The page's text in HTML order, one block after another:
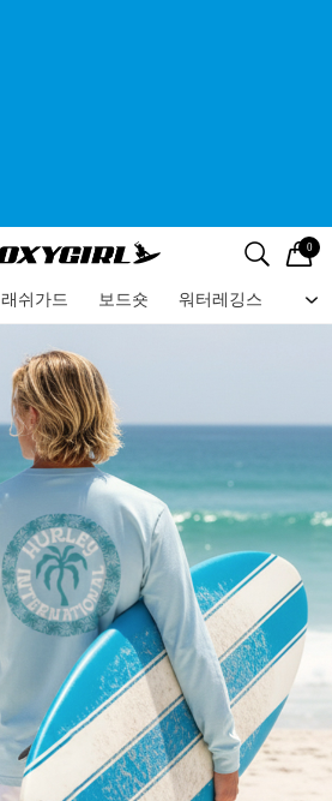
검색
로고 0
래쉬가드 보드숏 워터레깅스 비
메뉴